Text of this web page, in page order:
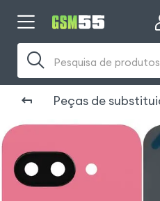
Pesquisa de
Peças de